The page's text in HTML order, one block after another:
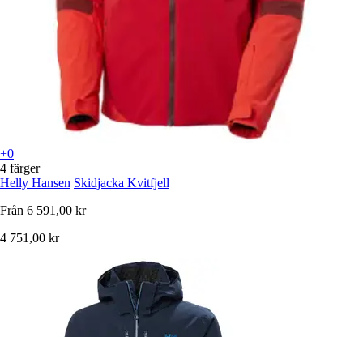
+0
4 färger
Helly Hansen Skidjacka Kvitfjell
Från 6 591,00 kr
4 751,00 kr